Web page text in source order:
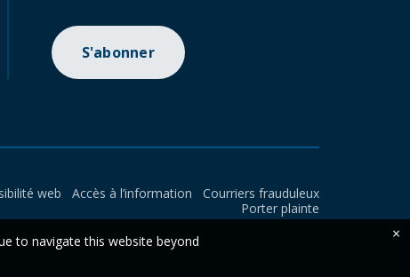
S'abonner
web Accès à l’information
Courriers frauduleux
Porter plainte
to navigate this website beyond
×